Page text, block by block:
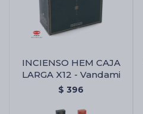
INCIENSO HEM CAJA
LARGA X12 - Vandami
$ 396